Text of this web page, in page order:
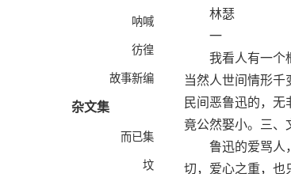
呐喊
彷徨
故事新编
杂文集
而已集
坟
林瑟
一
我看人有一个框
当然人世间情形千
民间恶鲁迅的，无
竟公然娶小。三、
鲁迅的爱骂人，
切，爱心之重，也